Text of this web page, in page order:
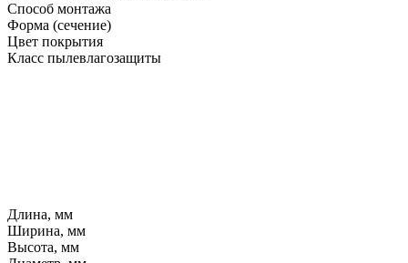
Способ монтажа
Форма (сечение)
Цвет покрытия
Класс пылевлагозащиты
Длина, мм
Ширина, мм
Высота, мм